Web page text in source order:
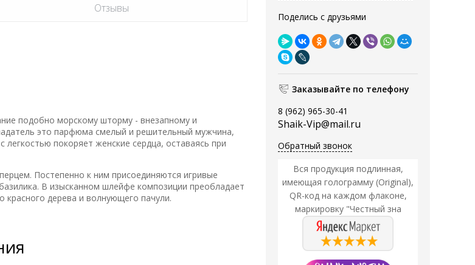
Поделись с друзьями
Заказывайте по телефону
8 (962) 965-30-41
Shaik-Vip@mail.ru
Обратный звонок
Вся продукция подлинная,
имеющая голограмму (Original),
QR-код на каждом флаконе,
маркировку "Честный зна
Отзывы
подобно морскому шторму - внезапному и
это парфюма смелый и решительный мужчина,
покоряет женские сердца, оставаясь при
Постепенно к ним присоединяются игривые
В изысканном шлейфе композиции преобладает
дерева и волнующего пачули.